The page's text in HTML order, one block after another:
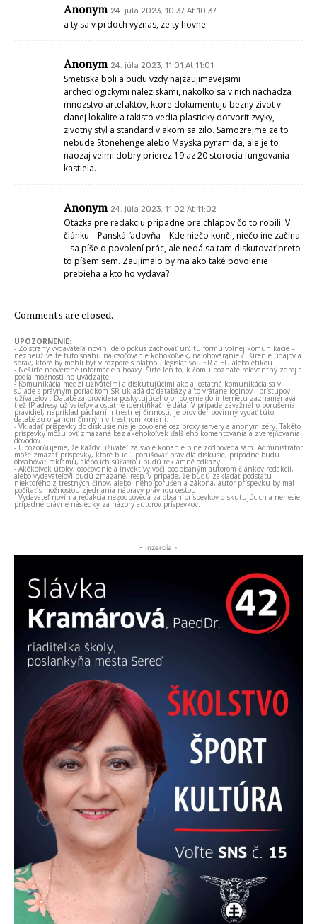
Anonym 24. júla 2023, 10:37 At 10:37
a ty sa v prdoch vyznas, ze ty hovne.
Anonym 24. júla 2023, 11:01 At 11:01
Smetiska boli a budu vzdy najzaujimavejsimi
archeologickymi naleziskami, nakolko sa v nich nachadza
mnozstvo artefaktov, ktore dokumentuju bezny zivot v
danej lokalite a takisto vedia plasticky dotvorit zvyky,
zivotny styl a standard v akom sa zilo. Samozrejme ze to
nebude Stonehenge alebo Mayska pyramida, ale je to
naozaj velmi dobry prierez 19 az 20 storocia fungovania
kastiela.
Anonym 24. júla 2023, 11:02 At 11:02
Otázka pre redakciu prípadne pre chlapov čo to robili. V
článku – Panská ľadovňa – Kde niečo končí, niečo iné začína
– sa píše o povolení prác, ale nedá sa tam diskutovať preto
to píšem sem. Zaujímalo by ma ako také povolenie
prebieha a kto ho vydáva?
Comments are closed.
UPOZORNENIE:
- Zo strany vydavateľa novín ide o pokus zachovať určitú formu voľnej komunikácie –
nezneužívajte túto snahu na osočovanie kohokoľvek, na ohováranie či šírenie údajov a
správ, ktoré by mohli byť v rozpore s platnou legislatívou SR a EÚ alebo etikou.
- Nešírte neoverené informácie a hoaxy. Šírte len to, k čomu poznáte relevantný zdroj a
podľa možnosti ho uvádzajte.
- Komunikácia medzi užívateľmi a diskutujúcimi ako aj ostatná komunikácia sa v
súlade s právnym poriadkom SR ukladá do databázy a to vrátane loginov - prístupov
užívateľov . Databáza providera poskytujúceho pripojenie do internetu zaznamenáva
tiež IP adresy užívateľov a ostatné identifikačné dáta. V prípade závažného porušenia
pravidiel, napríklad páchaním trestnej činnosti, je provider povinný vydať túto
databázu orgánom činným v trestnom konaní.
- Vkladať príspevky do diskusie nie je povolené cez proxy servery a anonymizéry. Takéto
príspevky môžu byť zmazané bez akéhokoľvek ďalšieho komentovania a zverejňovania
dôvodov.
- Upozorňujeme, že každý užívateľ za svoje konanie plne zodpovedá sám. Administrátor
môže zmazať príspevky, ktoré budú porušovať pravidlá diskusie, prípadne budú
obsahovať reklamu, alebo ich súčasťou budú reklamné odkazy.
- Akékoľvek útoky, osočovanie a invektívy voči podpísaným autorom článkov redakcii,
alebo vydavateľovi budú zmazané, resp. v prípade, že budú zakladať podstatu
niektorého z trestných činov, alebo iného porušenia zákona, autor príspevku by mal
počítať s možnosťou zjednania nápravy právnou cestou.
- Vydavateľ novín a redakcia nezodpovedá za obsah príspevkov diskutujúcich a nenesie
prípadné právne následky za názory autorov príspevkov.
- Inzercia -